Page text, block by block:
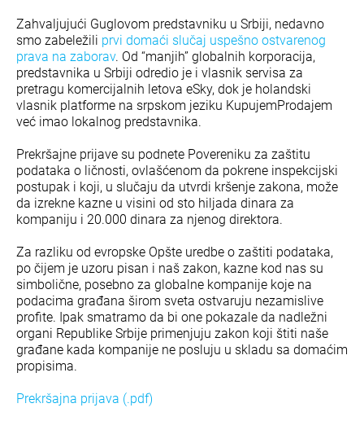
Zahvaljujući Guglovom predstavniku u Srbiji, nedavno
smo zabeležili prvi domaći slučaj uspešno ostvarenog
prava na zaborav. Od “manjih” globalnih korporacija,
predstavnika u Srbiji odredio je i vlasnik servisa za
pretragu komercijalnih letova eSky, dok je holandski
vlasnik platforme na srpskom jeziku KupujemProdajem
već imao lokalnog predstavnika.
Prekršajne prijave su podnete Povereniku za zaštitu
podataka o ličnosti, ovlašćenom da pokrene inspekcijski
postupak i koji, u slučaju da utvrdi kršenje zakona, može
da izrekne kazne u visini od sto hiljada dinara za
kompaniju i 20.000 dinara za njenog direktora.
Za razliku od evropske Opšte uredbe o zaštiti podataka,
po čijem je uzoru pisan i naš zakon, kazne kod nas su
simbolične, posebno za globalne kompanije koje na
podacima građana širom sveta ostvaruju nezamislive
profite. Ipak smatramo da bi one pokazale da nadležni
organi Republike Srbije primenjuju zakon koji štiti naše
građane kada kompanije ne posluju u skladu sa domaćim
propisima.
Prekršajna prijava (.pdf)